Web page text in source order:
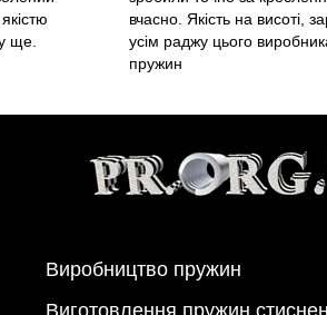
ще.
вчасно. Якість на висоті,
усім раджу цього
пружин
Виробництво пружин